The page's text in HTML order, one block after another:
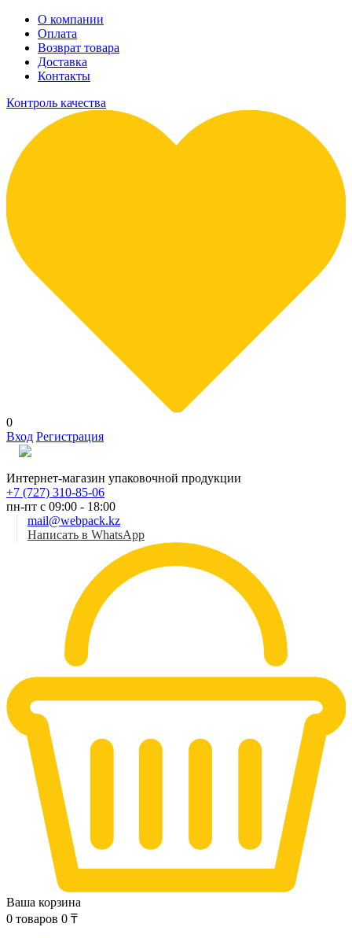
О компании
Оплата
Возврат товара
Доставка
Контакты
Контроль качества
0
Вход Регистрация
Интернет-магазин упаковочной продукции
+7 (727) 310-85-06
пн-пт с 09:00 - 18:00
mail@webpack.kz
Написать в WhatsApp
Ваша корзина
0 товаров 0 ₸